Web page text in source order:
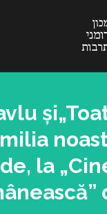
la